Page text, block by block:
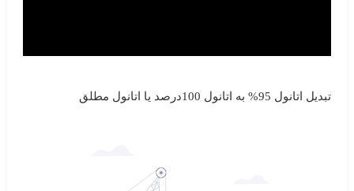
تبدیل اتانول 95% به اتانول 100درصد یا اتانول مطلق